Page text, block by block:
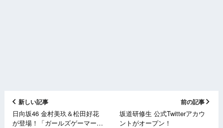
新しい記事
日向坂46 金村美玖＆松田好花
が登場！「ガールズゲーマー
前の記事
坂道研修生 公式Twitterアカウ
ントがオープン！